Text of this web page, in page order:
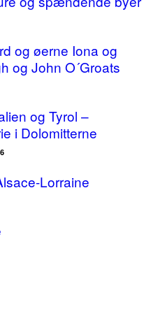
og øerne Iona og
og John O´Groats
og Tyrol –
i Dolomitterne
Lorraine